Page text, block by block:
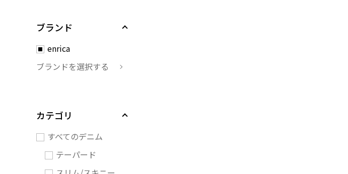
ブランド
enrica
ブランドを選択する
カテゴリ
すべてのデニム
テーパード